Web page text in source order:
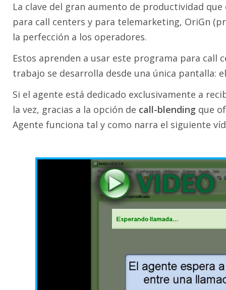
La clave del gran aumento de productividad
para call centers y para telemarketing, OriGn
la perfección a los operadores.
Estos aprenden a usar este programa para
trabajo se desarrolla desde una única pantalla:
Si el agente está dedicado exclusivamente a
la vez, gracias a la opción de call-blending que
Agente funciona tal y como narra el siguiente